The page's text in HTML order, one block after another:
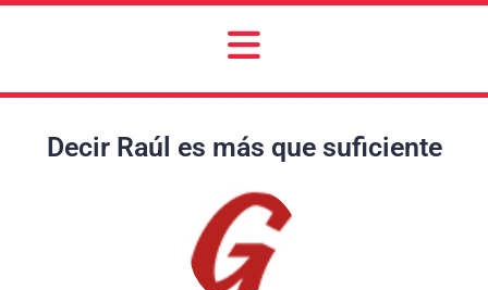
Decir Raúl es más que suficiente